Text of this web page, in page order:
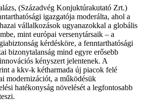
(Századvég Konjuktúrakutató Zrt.)
igazgatója moderálta, ahol a
vállalkozások ugyanazokkal a globális
mint európai versenytársaik – a
kérdésköre, a fenntarthatósági
bizonytalanság mind egyre erősebb
kényszert jelentenek. A
a kkv-k kétharmada új piacok felé
modernizációt, a működésük
hatékonyság növelését a legfontosabb